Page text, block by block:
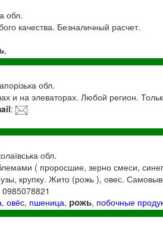
обл.
качества. Безналичный расчет.
,
обл.
и на элеваторах. Любой регион.
:
обл.
( проросшие, зерно смеси,
крупку. Жито (рожь ), овес.
,овёс, пшеница, рожь, побочные